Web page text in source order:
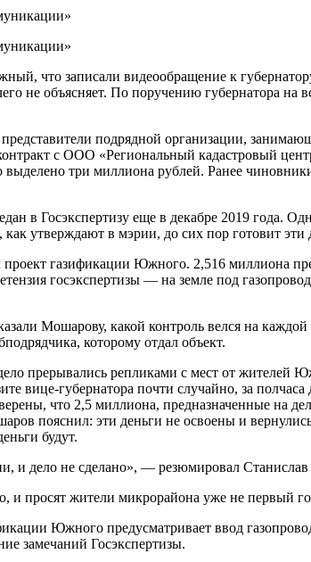
что записали видеообращение к
не объясняет. По поручению губернатора на
подрядной организации,
с ООО «Региональный кадастровый
три миллиона рублей. Ранее
в Госэкспертизу еще в декабре 2019 года.
утверждают в мэрии, до сих пор готовит
газификации Южного. 2,516 миллиона
госэкспертизы — на земле под
Мошарову, какой контроль велся на
которому отдал объект.
прерывались репликами с мест от жителей
вице-губернатора почти случайно, за полчаса
что 2,5 миллиона, предназначенные на
пояснил: эти деньги не освоены и
будут.
и дело не сделано», — резюмировал
и просят жители микрорайона уже не первый
Южного предусматривает ввод
замечаний Госэкспертизы.